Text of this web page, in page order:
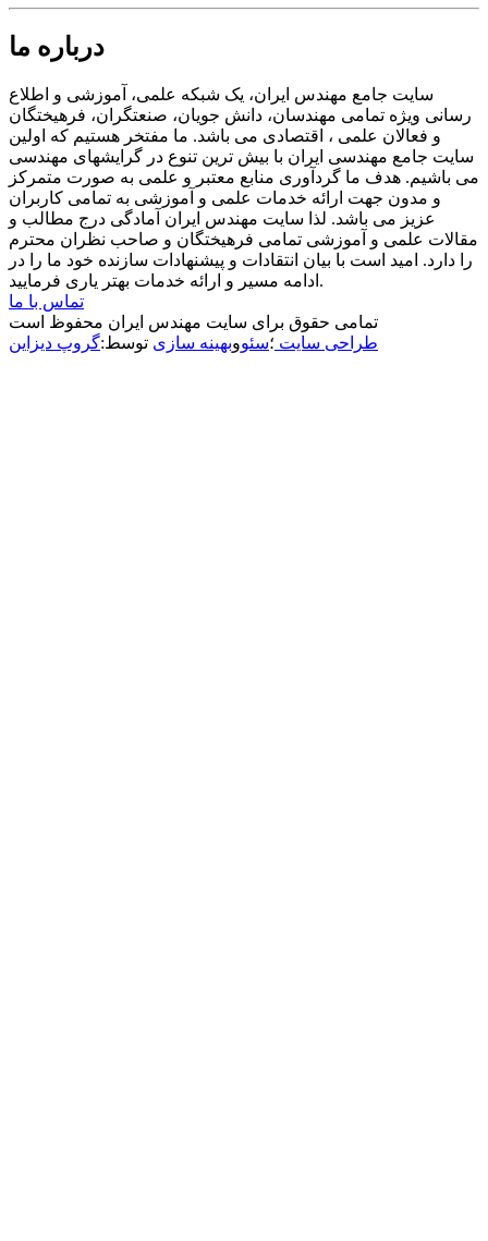
درباره ما
سایت جامع مهندس ایران، یک شبکه علمی، آموزشی و اطلاع
رسانی ویژه تمامی مهندسان، دانش جویان، صنعتگران، فرهیختگان
و فعالان علمی ، اقتصادی می باشد. ما مفتخر هستیم که اولین
سایت جامع مهندسی ایران با بیش ترین تنوع در گرایشهای مهندسی
می باشیم. هدف ما گردآوری منابع معتبر و علمی به صورت متمرکز
و مدون جهت ارائه خدمات علمی و آموزشی به تمامی کاربران
عزیز می باشد. لذا سایت مهندس ایران آمادگی درج مطالب و
مقالات علمی و آموزشی تمامی فرهیختگان و صاحب نظران محترم
را دارد. امید است با بیان انتقادات و پیشنهادات سازنده خود ما را در
ادامه مسیر و ارائه خدمات بهتر یاری فرمایید.
تماس با ما
تمامی حقوق برای سایت مهندس ایران محفوظ است
طراحی سایت ؛سئووبهینه سازی توسط:گروپ دیزاین